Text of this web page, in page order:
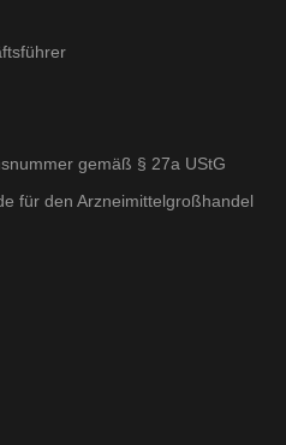
gemäß § 27a UStG
für den Arzneimittelgroßhandel